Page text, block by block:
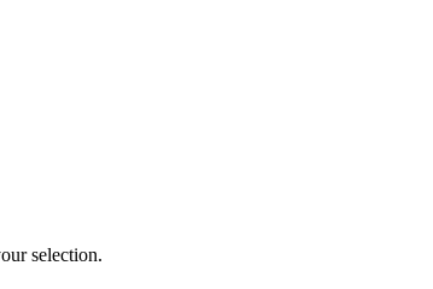
selection.